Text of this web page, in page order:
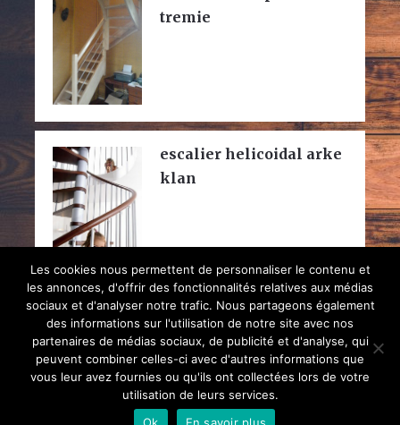
tremie
escalier helicoidal arke
klan
Copyright © 2026EscalierComment choisir un escalier facilement
Les cookies nous permettent de personnaliser le contenu et
les annonces, d'offrir des fonctionnalités relatives aux médias
sociaux et d'analyser notre trafic. Nous partageons également
des informations sur l'utilisation de notre site avec nos
partenaires de médias sociaux, de publicité et d'analyse, qui
peuvent combiner celles-ci avec d'autres informations que
vous leur avez fournies ou qu'ils ont collectées lors de votre
utilisation de leurs services.
Ok
En savoir plus